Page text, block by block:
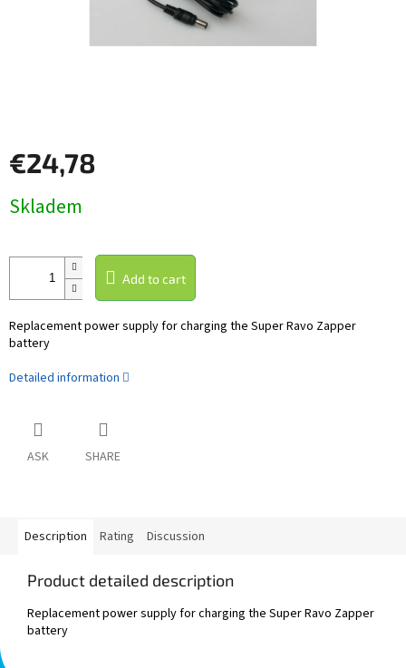
€24,78
price:
Skladem
Add to cart
Replacement power supply for charging the Super Ravo Zapper
battery
Detailed information
ASK SHARE
Description Rating Discussion
Product detailed description
Replacement power supply for charging the Super Ravo Zapper
battery